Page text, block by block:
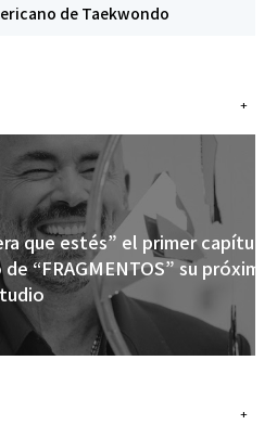
de Taekwondo
+
estés” el primer capítulo
su próximo
+